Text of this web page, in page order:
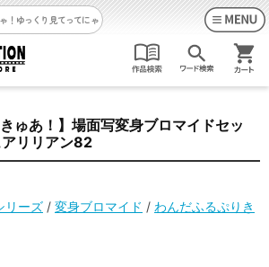
！ ゆっくり見てってにゃ
きゅあ！】場面写変身ブロマイドセッ
リリアン82
リーズ / 変身ブロマイド / わんだふるぷりき